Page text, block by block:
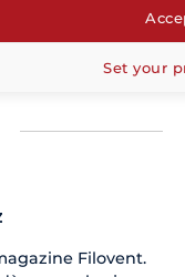
goelette
Filovent.
Set your